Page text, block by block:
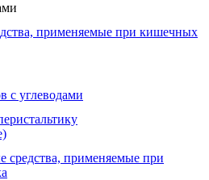
применяемые при кишечных
с углеводами
средства, применяемые при